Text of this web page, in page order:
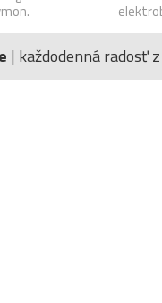
| každodenná radosť